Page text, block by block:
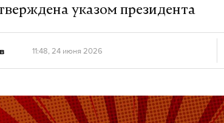
указом президента
11:48, 24 июня 2026